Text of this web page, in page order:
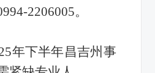
2206005。
年下半年昌吉州事